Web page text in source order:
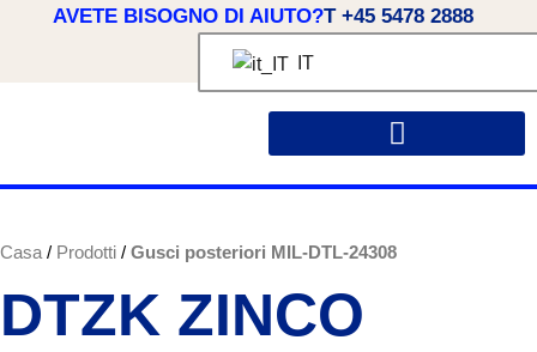
AVETE BISOGNO DI AIUTO?T +45 5478 2888
IT
Casa Prodotti Gusci posteriori MIL-DTL-24308
DTZK ZINCO